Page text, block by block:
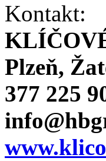
Kontakt:
Plzeň,
377 225